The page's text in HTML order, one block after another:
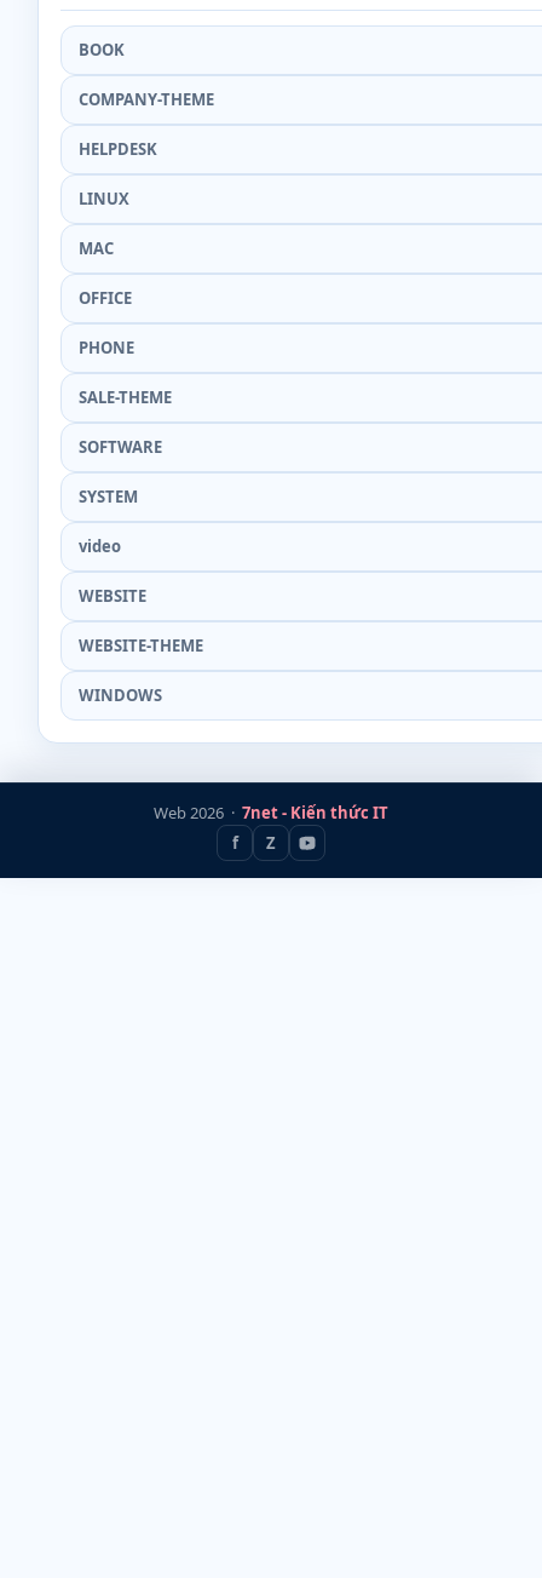
BOOK
COMPANY-THEME
HELPDESK
LINUX
MAC
OFFICE
PHONE
SALE-THEME
SOFTWARE
SYSTEM
video
WEBSITE
WEBSITE-THEME
WINDOWS
Web 2026 · 7net - Kiến thức IT
f
Z